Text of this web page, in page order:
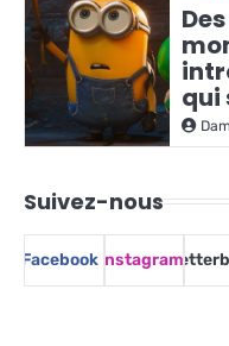
qui
Suivez-nous
Facebook Instagram